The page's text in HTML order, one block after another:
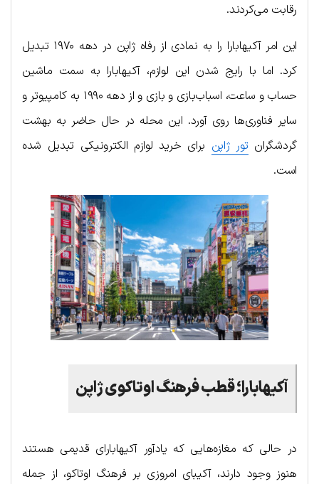
رقابت می‌کردند.
این امر آکیهابارا را به نمادی از رفاه ژاپن در دهه ۱۹۷۰ تبدیل
کرد. اما با رایج شدن این لوازم، آکیهابارا به سمت ماشین
حساب و ساعت، اسباب‌بازی و بازی و از دهه ۱۹۹۰ به کامپیوتر و
سایر فناوری‌ها روی آورد. این محله در حال حاضر به بهشت
گردشگران تور ژاپن برای خرید لوازم الکترونیکی تبدیل شده
است.
آکیهابارا؛ قطب فرهنگ اوتاکوی ژاپن
در حالی که مغازه‌هایی که یادآور آکیهابارای قدیمی هستند
هنوز وجود دارند، آکیبای امروزی بر فرهنگ اوتاکو، از جمله